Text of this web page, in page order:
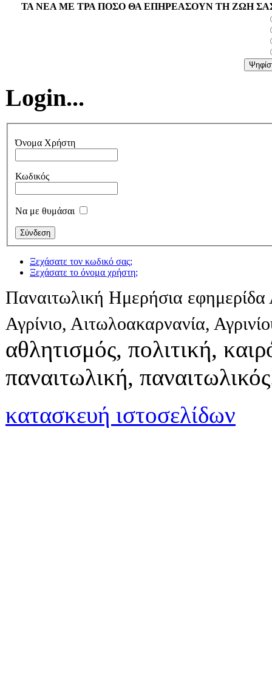
ΤΑ ΝΕΑ ΜΕ ΤΡΑ ΠΟΣΟ ΘΑ ΕΠΗΡΕΑΣΟΥΝ ΤΗ ΖΩΗ
Login...
Όνομα Χρήστη
Κωδικός
Να με θυμάσαι
Ξεχάσατε τον κωδικό σας;
Ξεχάσατε το όνομα χρήστη;
Παναιτωλική Ημερήσια εφημερίδα
Αγρίνιο, Αιτωλοακαρνανία,
αθλητισμός, πολιτική,
παναιτωλική,
κατασκευή ιστοσελίδων